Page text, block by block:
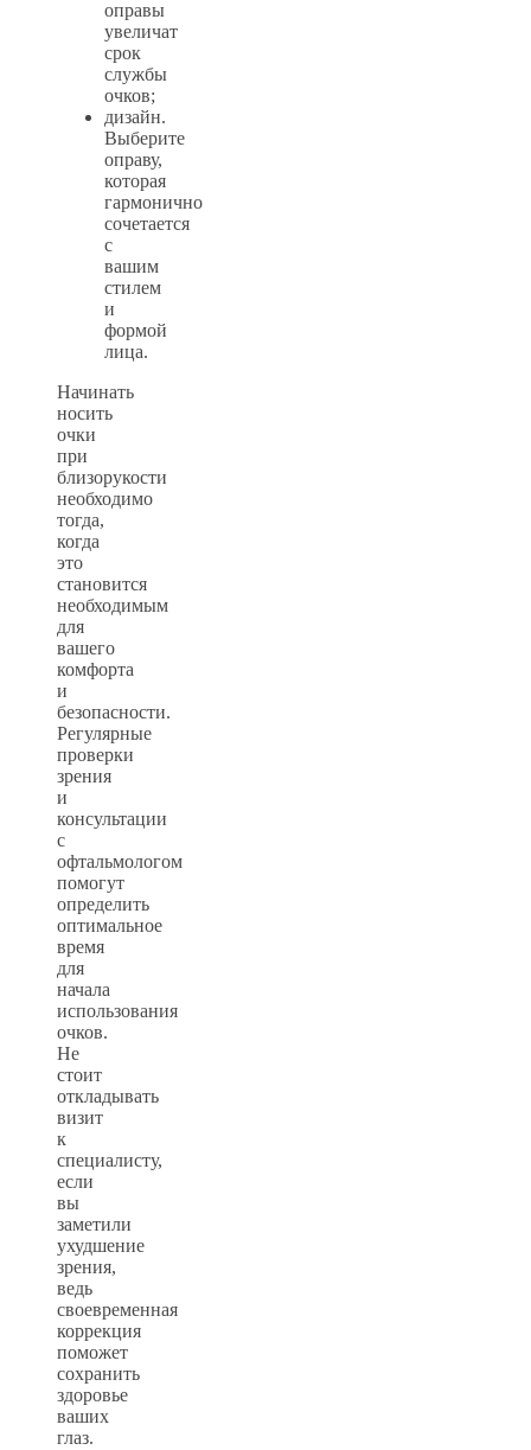
оправы
увеличат
срок
службы
очков;
дизайн.
Выберите
оправу,
которая
гармонично
сочетается
с
вашим
стилем
и
формой
лица.
Начинать
носить
очки
при
близорукости
необходимо
тогда,
когда
это
становится
необходимым
для
вашего
комфорта
и
безопасности.
Регулярные
проверки
зрения
и
консультации
с
офтальмологом
помогут
определить
оптимальное
время
для
начала
использования
очков.
Не
стоит
откладывать
визит
к
специалисту,
если
вы
заметили
ухудшение
зрения,
ведь
своевременная
коррекция
поможет
сохранить
здоровье
ваших
глаз.